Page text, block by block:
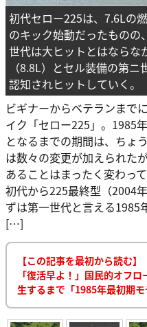
初代セロー225は、7.6Lの
のキック始動だったもの
世代は大ヒットとはならな
（8.8L）とセル装備の第
認知されヒットしていく。
ビギナーからベテランまで
イク「セロー225」。1985
となるまでの期間は、ちょ
は数々の変更が加えられた
あることはまったく変わっ
初代から225最終型（2004
ずは第一世代と言える1985
[…]
【この記事を最初から読む】
「復活早よ！」国民的オフ
生するまで「1985年最初期モ